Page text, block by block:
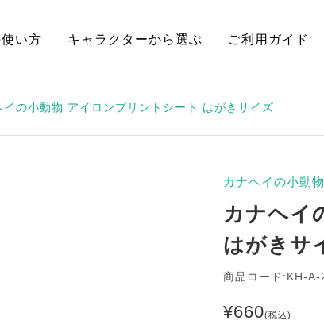
い方 キャラクターから選ぶ ご利用ガイド
イの小動物 アイロンプリントシート はがきサイズ
カナヘイの小動物
カナヘイ
はがきサ
商品コード:KH-
¥660(税込)